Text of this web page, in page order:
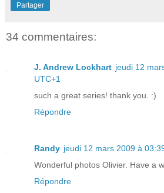
Partager
34 commentaires:
J. Andrew Lockhart jeudi 12
UTC+1
such a great series! thank you. :)
Répondre
Randy jeudi 12 mars 2009 à
Wonderful photos Olivier. Have a
Répondre